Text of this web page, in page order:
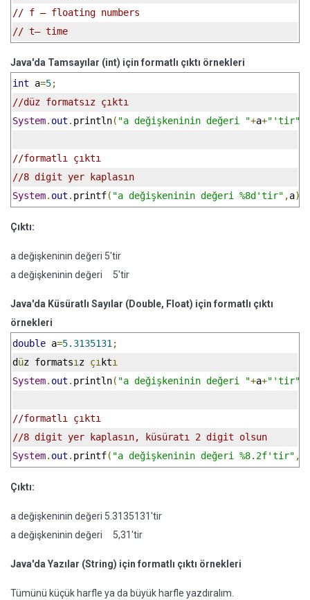
// f – floating numbers
// t– time
Java'da Tamsayılar (int) için formatlı çıktı örnekleri
int a=5;
//düz formatsız çıktı
System. out . println( "a değişkeninin değeri "+a+"'tir"
//formatlı çıktı
//8 digit yer kaplasın
System. out . printf( "a değişkeninin değeri %8d'tir" ,a);
Çıktı:
a değişkeninin değeri 5'tir
a değişkeninin değeri 5'tir
Java'da Küsüratlı Sayılar (Double, Float) için formatlı çıktı
örnekleri
double a=5.3135131 ;
düz formatsı z çı ktı
System. out . println( "a değişkeninin değeri "+a+"'tir"
//formatlı çıktı
//8 digit yer kaplasın, küsüratı 2 digit olsun
System. out . printf( "a değişkeninin değeri %8.2f'tir" ,
Çıktı:
a değişkeninin değeri 5.3135131'tir
a değişkeninin değeri 5,31'tir
Java'da Yazılar (String) için formatlı çıktı örnekleri
Tümünü küçük harfle ya da büyük harfle yazdıralım.